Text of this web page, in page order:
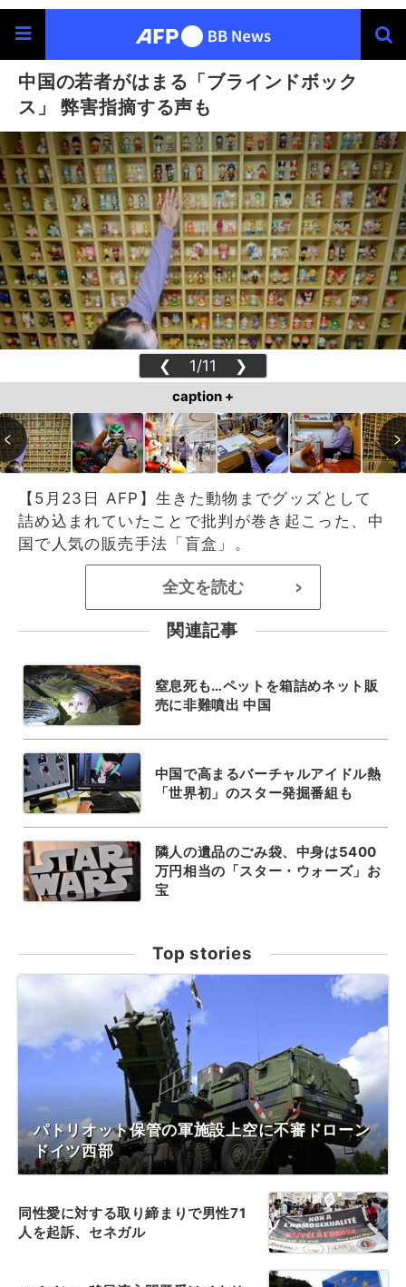
中国の若者がはまる「ブラインドボック
ス」 弊害指摘する声も
❮ 1/11 ❯
caption +
【5月23日 AFP】生きた動物までグッズとして
詰め込まれていたことで批判が巻き起こった、中
国で人気の販売手法「盲盒」。
全文を読む >
関連記事
窒息死も…ペットを箱詰めネット販
売に非難噴出 中国
中国で高まるバーチャルアイドル熱
「世界初」のスター発掘番組も
隣人の遺品のごみ袋、中身は5400
万円相当の「スター・ウォーズ」お
宝
Top stories
パトリオット保管の軍施設上空に不審ドローン
ドイツ西部
同性愛に対する取り締まりで男性71
人を起訴、セネガル